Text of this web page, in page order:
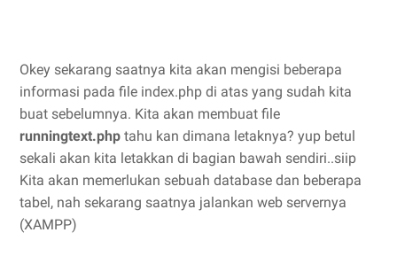
Okey sekarang saatnya kita akan mengisi beberapa
informasi pada file index.php di atas yang sudah kita
buat sebelumnya. Kita akan membuat file
runningtext.php tahu kan dimana letaknya? yup betul
sekali akan kita letakkan di bagian bawah sendiri..siip
Kita akan memerlukan sebuah database dan beberapa
tabel, nah sekarang saatnya jalankan web servernya
(XAMPP)